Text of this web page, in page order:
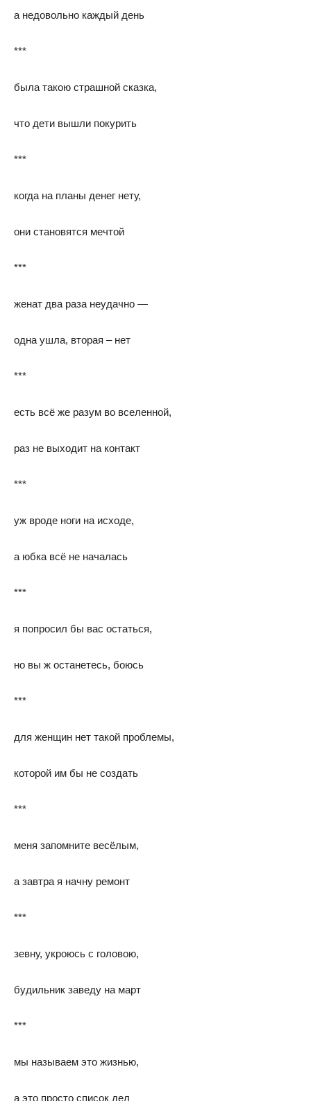
а недовольно каждый день
***
была такою страшной сказка,
что дети вышли покурить
***
когда на планы денег нету,
они становятся мечтой
***
женат два раза неудачно —
одна ушла, вторая – нет
***
есть всё же разум во вселенной,
раз не выходит на контакт
***
уж вроде ноги на исходе,
а юбка всё не началась
***
я попросил бы вас остаться,
но вы ж останетесь, боюсь
***
для женщин нет такой проблемы,
которой им бы не создать
***
меня запомните весёлым,
а завтра я начну ремонт
***
зевну, укроюсь с головою,
будильник заведу на март
***
мы называем это жизнью,
а это просто список дел